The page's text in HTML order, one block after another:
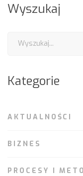
Wyszukaj
Kategorie
AKTUALNOŚCI
BIZNES
PROCESY I